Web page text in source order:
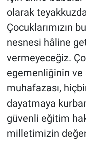
olarak
Çocuklarımızın
nesnesi hâline
vermeyeceğiz.
egemenliğinin ve
muhafazası,
dayatmaya
güvenli eğitim
milletimizin